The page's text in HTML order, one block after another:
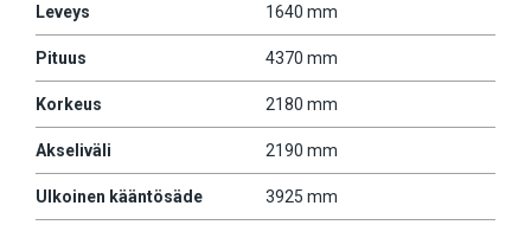
Leveys 1640 mm
Pituus 4370 mm
Korkeus 2180 mm
Akseliväli 2190 mm
Ulkoinen kääntösäde 3925 mm